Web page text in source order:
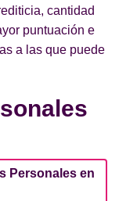
cantidad
puntuación e
a las que puede
Personales en